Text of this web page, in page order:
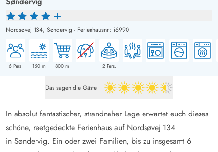
Nordsøvej 134, Søndervig - Ferienhausnr.: i6990
6Pers. 150 m 800 m 2 Pers.
Das sagen die Gäste 4.5 von 5
In absolut fantastischer, strandnaher Lage erwartet euch dieses
schöne, reetgedeckte Ferienhaus auf Nordsøvej 134
in Søndervig. Ein oder zwei Familien, bis zu insgesamt 6